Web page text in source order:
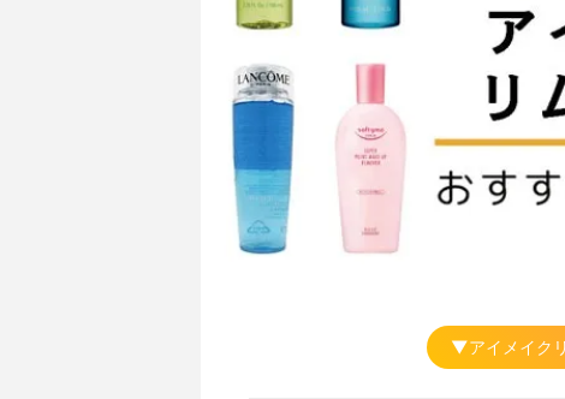
▼アイメイク